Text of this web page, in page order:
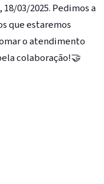
03/2025. Pedimos a
que estaremos
o atendimento
colaboração!🤝